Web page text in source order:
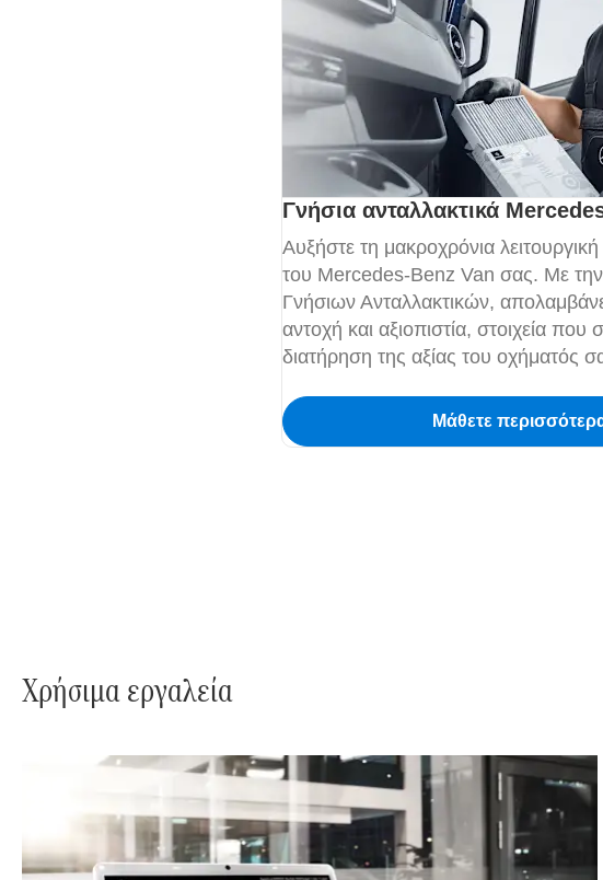
Γνήσια ανταλλακτικά
Αυξήστε τη μακροχρόνια λειτουργική
του Mercedes-Benz Van σας. Με
Γνήσιων Ανταλλακτικών,
αντοχή και αξιοπιστία, στοιχεία
διατήρηση της αξίας του οχήματός
Μάθετε
Χρήσιμα εργαλεία